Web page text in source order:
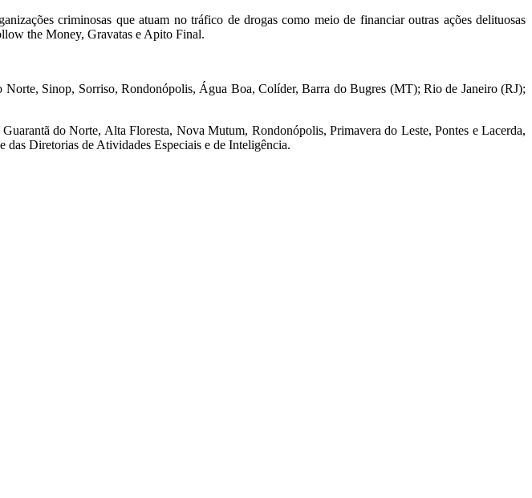
criminosas que atuam no tráfico de drogas como meio de financiar outras ações delituosas
the Money, Gravatas e Apito Final.
Sinop, Sorriso, Rondonópolis, Água Boa, Colíder, Barra do Bugres (MT); Rio de Janeiro (RJ);
do Norte, Alta Floresta, Nova Mutum, Rondonópolis, Primavera do Leste, Pontes e Lacerda,
Diretorias de Atividades Especiais e de Inteligência.